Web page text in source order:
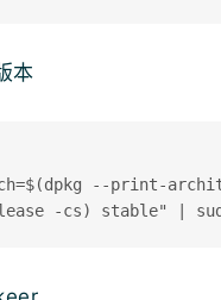
本
--print-